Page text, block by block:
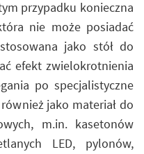
przypadku konieczna
nie może posiadać
jako stół do
efekt zwielokrotnienia
po specjalistyczne
jako materiał do
m.in. kasetonów
LED, pylonów,